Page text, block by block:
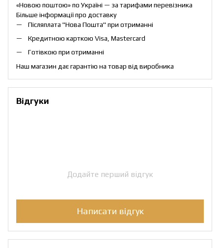
«Новою поштою» по Україні — за тарифами перевізника
Більше інформації про доставку
Післяплата "Нова Пошта" при отриманні
Кредитною карткою Visa, Mastercard
Готівкою при отриманні
Наш магазин дає гарантію на товар від виробника
Відгуки
Додайте перший відгук
Написати відгук